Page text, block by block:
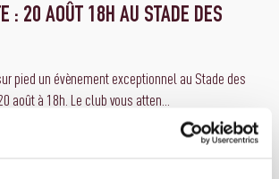
: 20 AOÛT 18H AU STADE DES
pied un évènement exceptionnel au Stade des
août à 18h. Le club vous atten...